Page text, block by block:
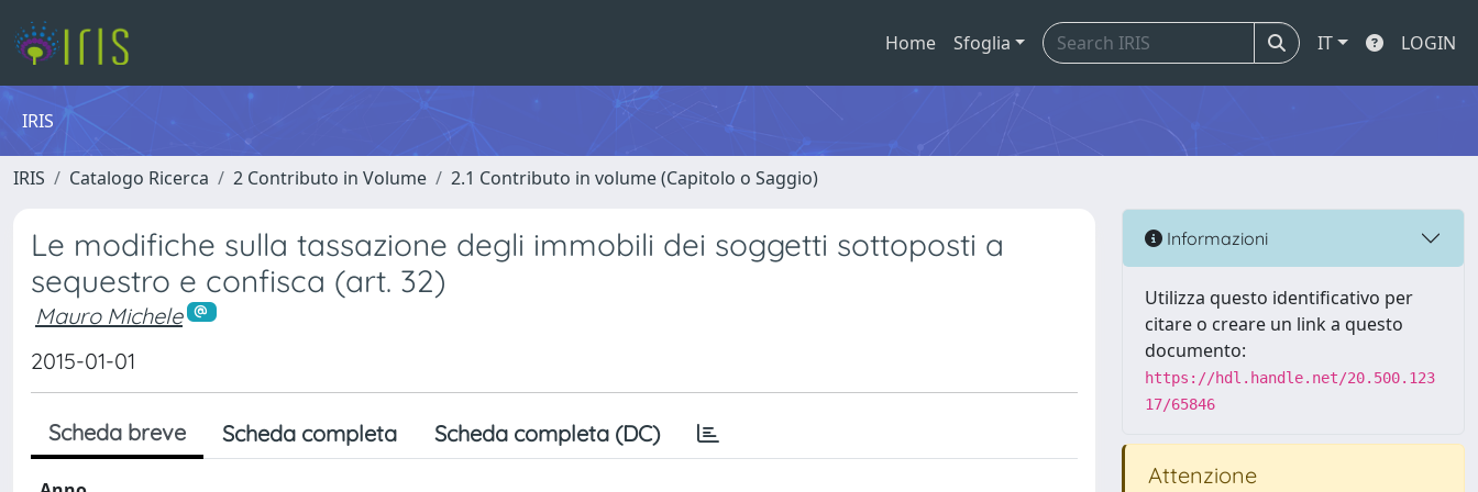
Home Sfoglia IT LOGIN
IRIS
IRIS Catalogo Ricerca 2 Contributo in Volume 2.1 Contributo in volume (Capitolo o Saggio)
Le modifiche sulla tassazione degli immobili dei soggetti sottoposti a
sequestro e confisca (art. 32)
Mauro Michele
2015-01-01
Scheda breve Scheda completa Scheda completa (DC)
Informazioni
Utilizza questo identificativo per
citare o creare un link a questo
documento:
https://hdl.handle.net/20.500.123
17/65846
Attenzione